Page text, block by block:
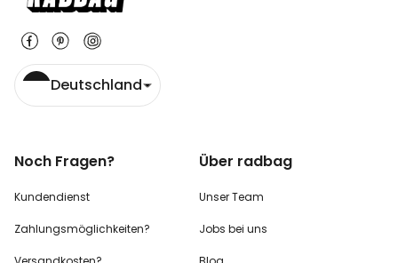
Deutschland
Noch Fragen?
Kundendienst
Zahlungsmöglichkeiten?
Über radbag
Unser Team
Jobs bei uns